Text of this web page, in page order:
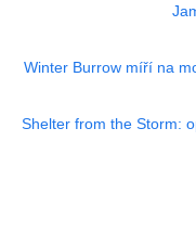
Winter Burrow míří na
Shelter from the Storm: